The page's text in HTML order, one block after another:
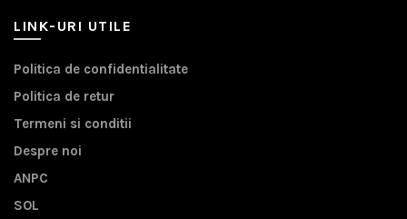
LINK-URI UTILE
Politica de confidentialitate
Politica de retur
Termeni si conditii
Despre noi
ANPC
SOL